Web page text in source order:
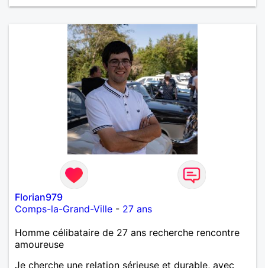
Florian979
Comps-la-Grand-Ville - 27 ans
Homme célibataire de 27 ans recherche rencontre
amoureuse
Je cherche une relation sérieuse et durable, avec